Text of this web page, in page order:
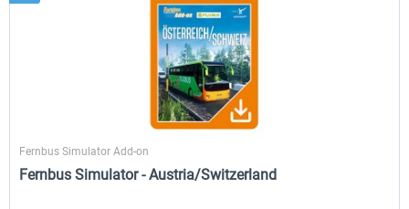
Aerosoft
Fernbus Simulator Add-on
Fernbus Simulator - Austria/Switzerland